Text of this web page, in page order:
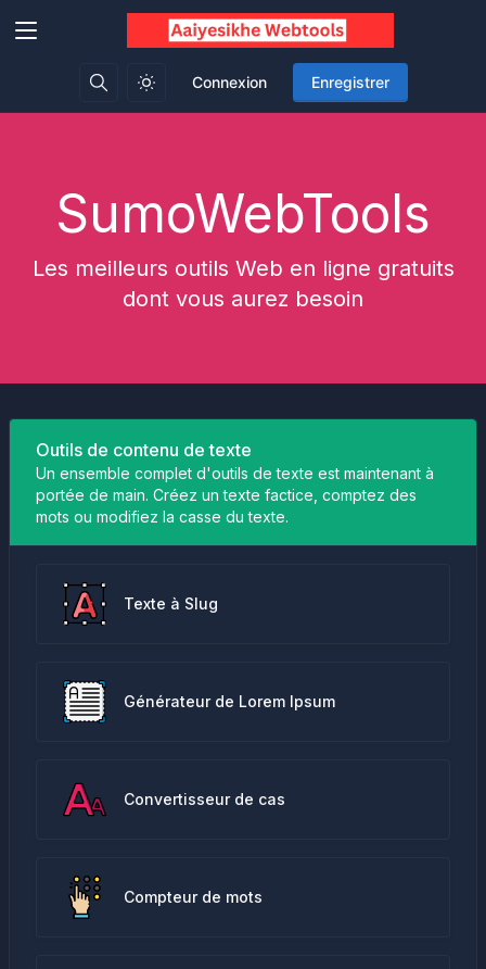
Connexion Enregistrer
SumoWebTools
Les meilleurs outils Web en ligne gratuits
dont vous aurez besoin
Outils de contenu de texte
Un ensemble complet d'outils de texte est maintenant à
portée de main. Créez un texte factice, comptez des
mots ou modifiez la casse du texte.
Texte à Slug
Générateur de Lorem Ipsum
Convertisseur de cas
Compteur de mots